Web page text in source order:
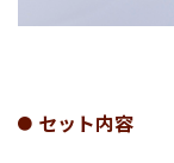
セット内容